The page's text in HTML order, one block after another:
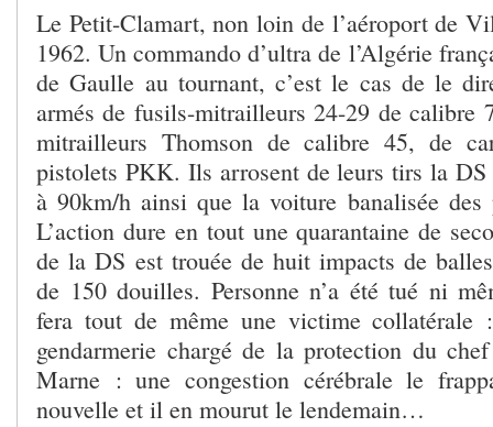
Le Petit-Clamart, non loin de l’aéroport de
1962. Un commando d’ultra de l’Algérie
de Gaulle au tournant, c’est le cas de le
armés de fusils-mitrailleurs 24-29 de calibre
mitrailleurs Thomson de calibre 45, de
pistolets PKK. Ils arrosent de leurs tirs la DS
à 90km/h ainsi que la voiture banalisée
L’action dure en tout une quarantaine de
de la DS est trouée de huit impacts de
de 150 douilles. Personne n’a été tué ni
fera tout de même une victime collatérale
gendarmerie chargé de la protection du
Marne : une congestion cérébrale le
nouvelle et il en mourut le lendemain…